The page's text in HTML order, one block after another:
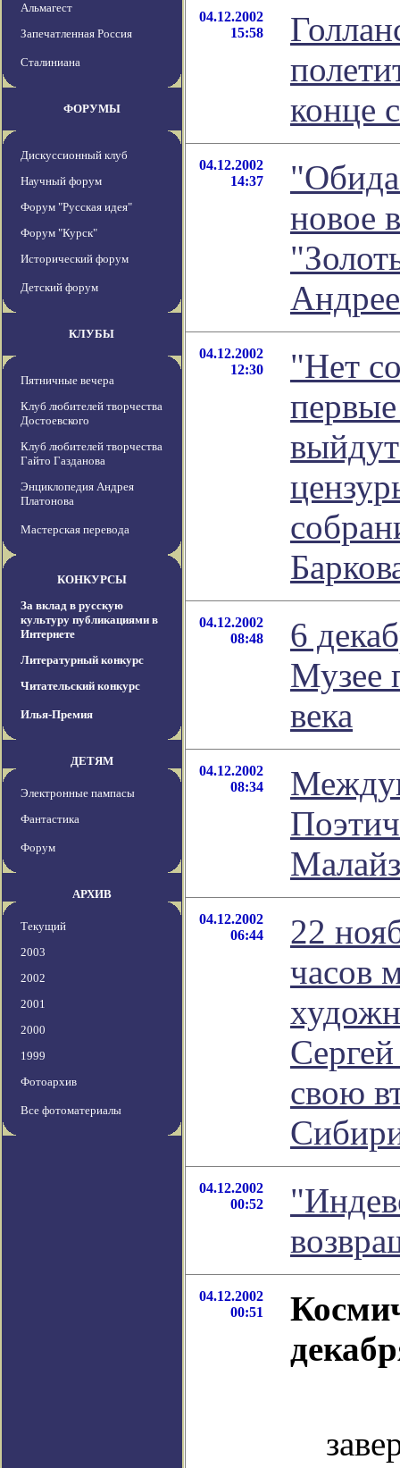
Альмагест
Запечатленная Россия
Сталиниана
ФОРУМЫ
Дискуссионный клуб
Научный форум
Форум "Русская идея"
Форум "Курск"
Исторический форум
Детский форум
КЛУБЫ
Пятничные вечера
Клуб любителей творчества
Достоевского
Клуб любителей творчества
Гайто Газданова
Энциклопедия Андрея
Платонова
Мастерская перевода
КОНКУРСЫ
За вклад в русскую
культуру публикациями в
Интернете
Литературный конкурс
Читательский конкурс
Илья-Премия
ДЕТЯМ
Электронные пампасы
Фантастика
Форум
АРХИВ
Текущий
2003
2002
2001
2000
1999
Фотоархив
Все фотоматериалы
04.12.2002
15:58
конце
04.12.2002
14:37
новое
04.12.2002
12:30
"Нет
04.12.2002
08:48
6
Музее
века
04.12.2002
08:34
04.12.2002
06:44
22
часов
свою
04.12.2002
00:52
04.12.2002
00:51